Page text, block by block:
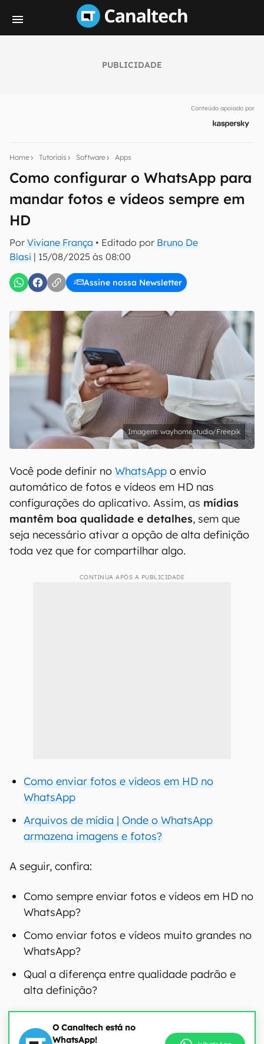
PUBLICIDADE
Conteúdo apoiado por
Home Tutoriais Software Apps
Como configurar o WhatsApp para
mandar fotos e vídeos sempre em
HD
Por Viviane França • Editado por Bruno De
Blasi | 15/08/2025 às 08:00
Assine nossa Newsletter
notícias e reviews sobre tecnologia em primeira
inscreva-se
Uso e Política de Privacidade do Canaltech.
wayhomestudio/Freepik
Você pode definir no WhatsApp o envio
automático de fotos e vídeos em HD nas
configurações do aplicativo. Assim, as mídias
mantêm boa qualidade e detalhes, sem que
seja necessário ativar a opção de alta definição
toda vez que for compartilhar algo.
CONTINUA APÓS A PUBLICIDADE
Como enviar fotos e vídeos em HD no
WhatsApp
Arquivos de mídia | Onde o WhatsApp
armazena imagens e fotos?
A seguir, confira:
Como sempre enviar fotos e vídeos em HD no
WhatsApp?
Como enviar fotos e vídeos muito grandes no
WhatsApp?
Qual a diferença entre qualidade padrão e
alta definição?
O Canaltech está no
WhatsApp!